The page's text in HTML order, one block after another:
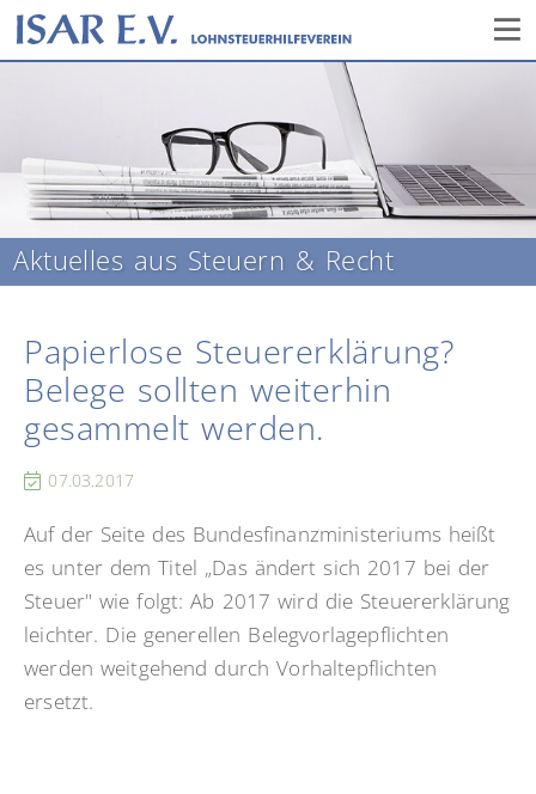
Aktuelles aus Steuern & Recht
Papierlose Steuererklärung?
Belege sollten weiterhin
gesammelt werden.
07.03.2017
Auf der Seite des Bundesfinanzministeriums heißt
es unter dem Titel „Das ändert sich 2017 bei der
Steuer" wie folgt: Ab 2017 wird die Steuererklärung
leichter. Die generellen Belegvorlagepflichten
werden weitgehend durch Vorhaltepflichten
ersetzt.